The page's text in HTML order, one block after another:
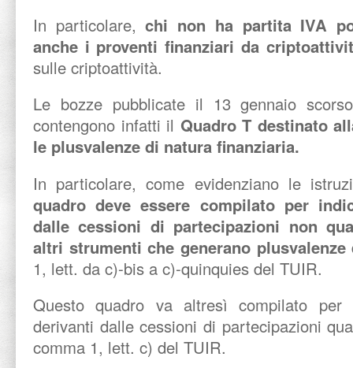
In particolare, chi non ha partita IVA
anche i proventi finanziari da
sulle criptoattività.
Le bozze pubblicate il 13 gennaio
contengono infatti il Quadro T destinato
le plusvalenze di natura finanziaria.
In particolare, come evidenziano le
quadro deve essere compilato per
dalle cessioni di partecipazioni non
altri strumenti che generano plusvalenze
1, lett. da c)-bis a c)-quinquies del TUIR.
Questo quadro va altresì compilato per
derivanti dalle cessioni di partecipazioni
comma 1, lett. c) del TUIR.